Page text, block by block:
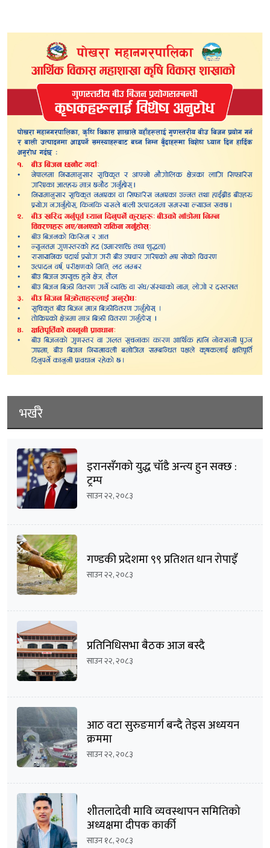
भर्खरै
इरानसँगको युद्ध चाँडै अन्त्य हुन सक्छ :
ट्रम्प
साउन २२, २०८३
गण्डकी प्रदेशमा ९९ प्रतिशत धान रोपाइँ
साउन २२, २०८३
प्रतिनिधिसभा बैठक आज बस्दै
साउन २२, २०८३
आठ वटा सुरुङमार्ग बन्दै तेइस अध्ययन
क्रममा
साउन २२, २०८३
शीतलादेवी मावि व्यवस्थापन समितिको
अध्यक्षमा दीपक कार्की
साउन १८, २०८३